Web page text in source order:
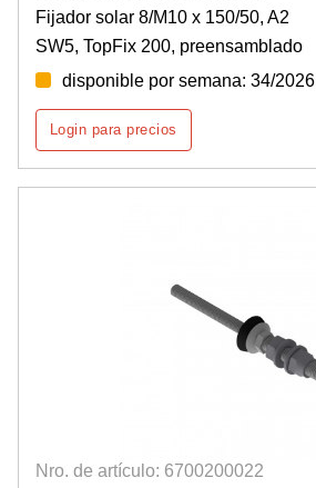
Fijador solar 8/M10 x 150/50, A2
SW5, TopFix 200, preensamblado
disponible por semana: 34/2026
Login para precios
Nro. de artículo: 6700200022